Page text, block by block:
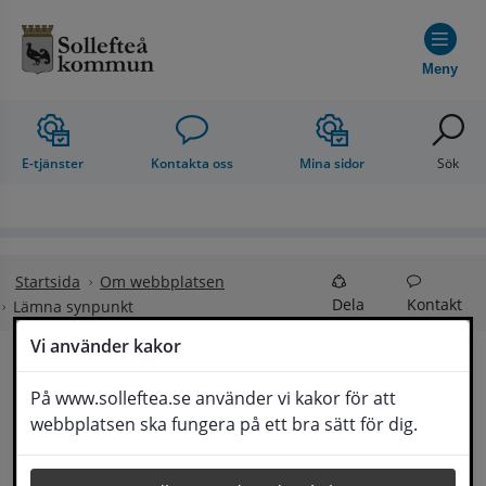
Vi använder kakor
På www.solleftea.se använder vi kakor för att
webbplatsen ska fungera på ett bra sätt för dig.
Meny
E-tjänster Kontakta oss Mina sidor Sök
Startsida
Om webbplatsen
Lämna synpunkt
Dela Kontakt
Lämna synpunkt
Här kan du lämna synpunkter, förslag och